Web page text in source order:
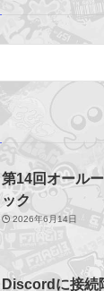
第14回オール
ック
2026年6月14日
Discordに接続